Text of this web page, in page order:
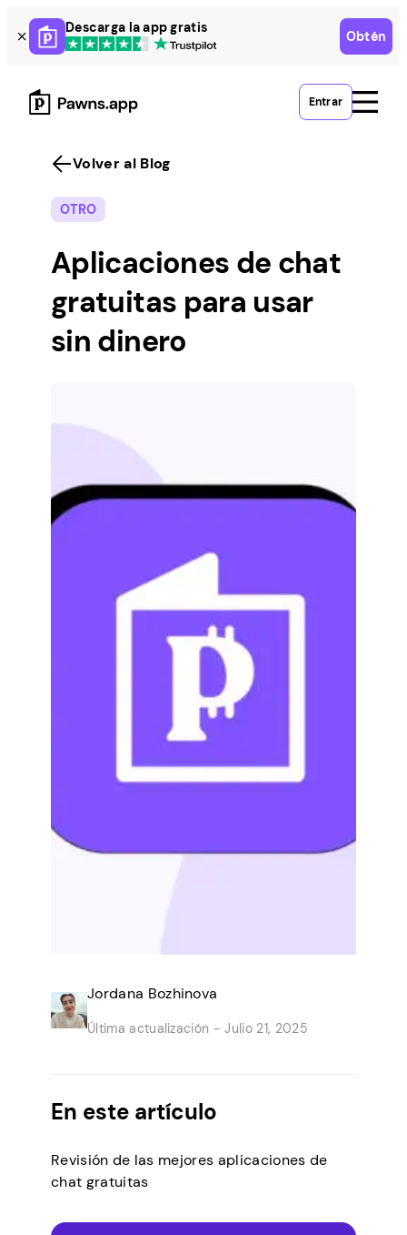
Skip
to
content
Descarga la app gratis
Obtén
Entrar
Volver al Blog
OTRO
Aplicaciones de chat
gratuitas para usar
sin dinero
Jordana Bozhinova
Última actualización - Julio 21, 2025
En este artículo
Revisión de las mejores aplicaciones de
chat gratuitas